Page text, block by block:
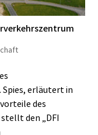
erläutert in
des
den „DFI